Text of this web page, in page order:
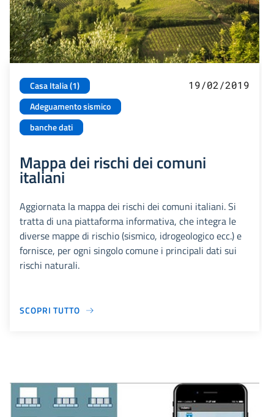
Casa Italia (1)
Adeguamento sismico
banche dati
19/02/2019
Mappa dei rischi dei comuni
italiani
Aggiornata la mappa dei rischi dei comuni italiani. Si
tratta di una piattaforma informativa, che integra le
diverse mappe di rischio (sismico, idrogeologico ecc.) e
fornisce, per ogni singolo comune i principali dati sui
rischi naturali.
SCOPRI TUTTO